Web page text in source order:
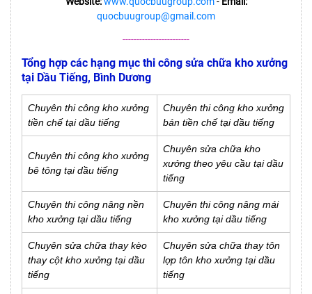
quocbuugroup@gmail.com
------------------------
Tổng hợp các hạng mục thi công sửa chữa kho xưởng
tại Dầu Tiếng, Bình Dương
Chuyên thi công kho xưởng
tiền chế tại dầu tiếng
Chuyên thi công kho xưởng
bán tiền chế tại dầu tiếng
Chuyên thi công kho xưởng
bê tông tại dầu tiếng
Chuyên sửa chữa kho
xưởng theo yêu cầu tại dầu
tiếng
Chuyên thi công nâng nền
kho xưởng tại dầu tiếng
Chuyên thi công nâng mái
kho xưởng tại dầu tiếng
Chuyên sửa chữa thay kèo
thay cột kho xưởng tại dầu
tiếng
Chuyên sửa chữa thay tôn
lợp tôn kho xưởng tại dầu
tiếng